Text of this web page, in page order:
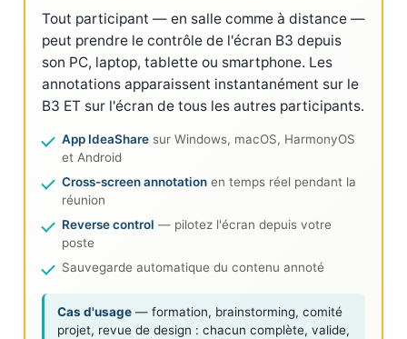
Tout participant — en salle comme à distance —
peut prendre le contrôle de l'écran B3 depuis
son PC, laptop, tablette ou smartphone. Les
annotations apparaissent instantanément sur le
B3 ET sur l'écran de tous les autres participants.
App IdeaShare sur Windows, macOS, HarmonyOS
et Android
Cross-screen annotation en temps réel pendant la
réunion
Reverse control — pilotez l'écran depuis votre
poste
Sauvegarde automatique du contenu annoté
Cas d'usage — formation, brainstorming, comité
projet, revue de design : chacun complète, valide,